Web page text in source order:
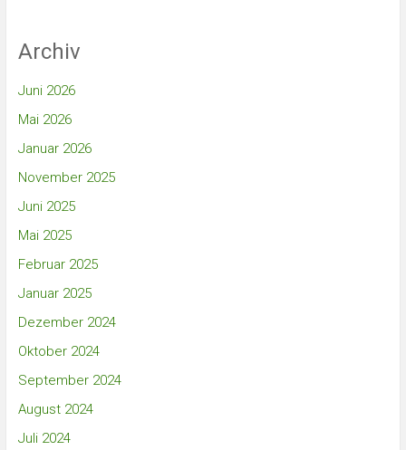
Archiv
Juni 2026
Mai 2026
Januar 2026
November 2025
Juni 2025
Mai 2025
Februar 2025
Januar 2025
Dezember 2024
Oktober 2024
September 2024
August 2024
Juli 2024